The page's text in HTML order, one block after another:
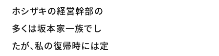
ホシザキの経営幹部の
多くは坂本家一族でし
たが、私の復帰時には定